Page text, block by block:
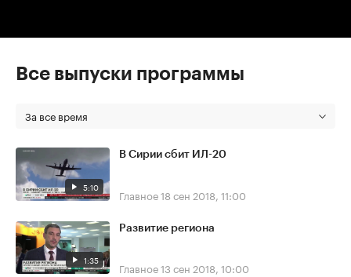
Все выпуски программы
За все время
5:10
В Сирии сбит ИЛ-20
Главное18 сен 2018, 11:00
1:35
Развитие региона
Главное13 сен 2018, 10:00